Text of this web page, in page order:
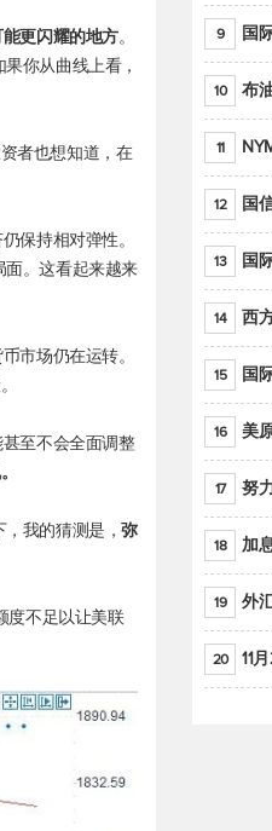
更闪耀的地方。
你从曲线上看，
者也想知道，在
保持相对弹性。
面。这看起来越来
市场仍在运转。
至不会全面调整
，我的猜测是，弥
度不足以让美联
9 国
10 布油
11
12 国
13 国
14 西方
15 国
16 美原
17 努力
18 加息
19 外汇
20 11